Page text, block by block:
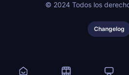
© 2024 Todos los
Changelog